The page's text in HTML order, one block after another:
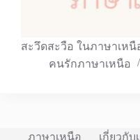
สะวึดสะวือ ในภาษาเห
คนรักภาษาเหนือ
ภาษาเหนือ เกี่ยวกับ